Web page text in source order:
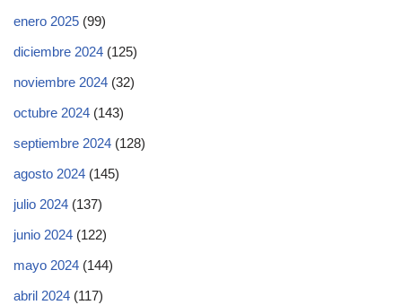
enero 2025 (99)
diciembre 2024 (125)
noviembre 2024 (32)
octubre 2024 (143)
septiembre 2024 (128)
agosto 2024 (145)
julio 2024 (137)
junio 2024 (122)
mayo 2024 (144)
abril 2024 (117)